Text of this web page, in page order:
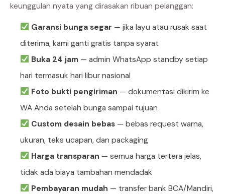
keunggulan nyata yang dirasakan ribuan pelanggan:
Garansi bunga segar — jika layu atau rusak saat
diterima, kami ganti gratis tanpa syarat
Buka 24 jam— admin WhatsApp standby setiap
hari termasuk hari libur nasional
Foto bukti pengiriman — dokumentasi dikirim ke
WA Anda setelah bunga sampai tujuan
Custom desain bebas— bebas request warna,
ukuran, teks ucapan, dan packaging
Harga transparan — semua harga tertera jelas,
tidak ada biaya tambahan mendadak
Pembayaran mudah — transfer bank BCA/Mandiri,